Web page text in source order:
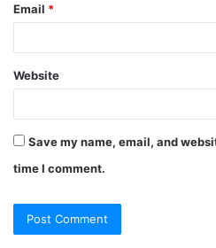
Email *
Website
Save my name, email, and
time I comment.